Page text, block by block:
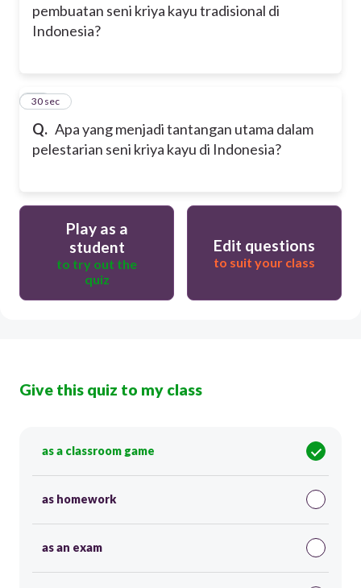
pembuatan seni kriya kayu tradisional di
Indonesia?
Q. Apa yang menjadi tantangan utama dalam
pelestarian seni kriya kayu di Indonesia?
50
30 sec
Play as a
student
to try out the
quiz
Edit questions
to suit your class
Give this quiz to my class
as a classroom game
as homework
as an exam